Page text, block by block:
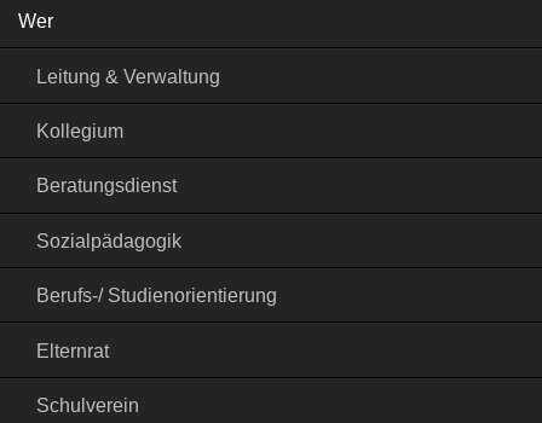
Wer
Leitung & Verwaltung
Kollegium
Beratungsdienst
Sozialpädagogik
Berufs-/ Studienorientierung
Elternrat
Schulverein